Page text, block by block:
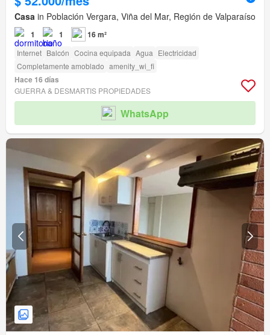
Casa in Población Vergara, Viña del Mar, Región de Valparaíso
1 1 16 m²
Internet Balcón Cocina equipada Agua Electricidad
Completamente amoblado amenity_wi_fi
Hace 16 días
GUERRA & DESMARTIS PROPIEDADES
WhatsApp